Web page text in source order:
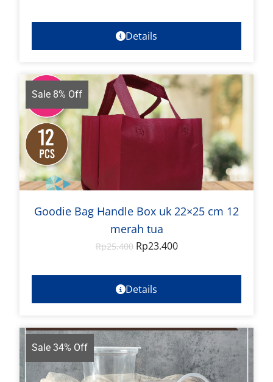
Details
Sale 8% Off
Goodie Bag Handle Box uk 22×25 cm 12
merah tua
Rp25.400 Rp23.400
Details
Sale 34% Off